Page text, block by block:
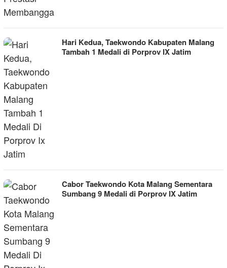
Hari Kedua, Taekwondo Kabupaten Malang
Tambah 1 Medali di Porprov IX Jatim
Cabor Taekwondo Kota Malang Sementara
Sumbang 9 Medali di Porprov IX Jatim